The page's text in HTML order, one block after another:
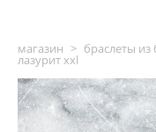
магазин > браслеты из
лазурит xxl